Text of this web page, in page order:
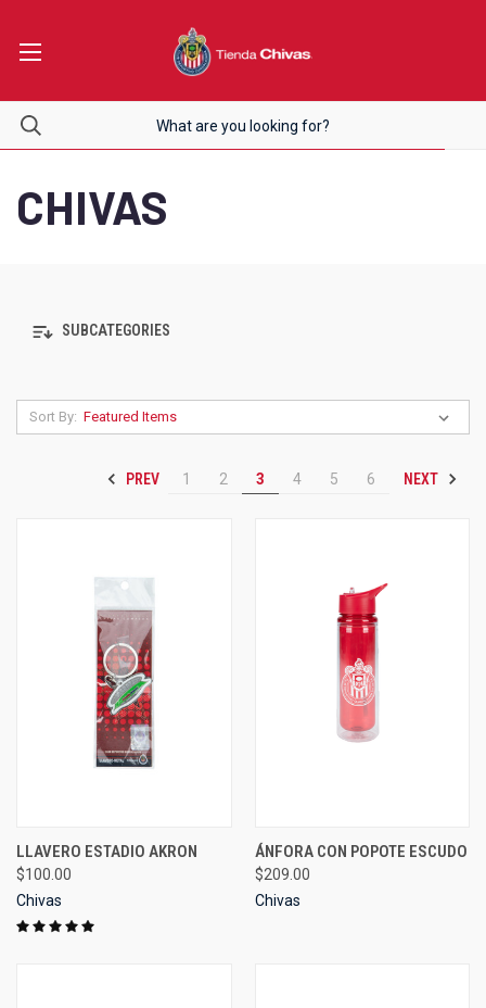
CHIVAS
SUBCATEGORIES
Sort By:
PREV 1 2 3 4 5 6 NEXT
LLAVERO ESTADIO AKRON
$100.00
Chivas
ÁNFORA CON POPOTE ESCUDO
$209.00
Chivas